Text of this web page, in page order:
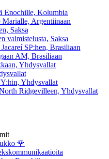
Enochille, Kolumbia
Argentiinaan
Saksa
valmistelusta, Saksa
SP:hen, Brasiliaan
AM, Brasiliaan
Yhdysvallat
Yhdysvallat
Ridgevilleen, Yhdysvallat
🌹